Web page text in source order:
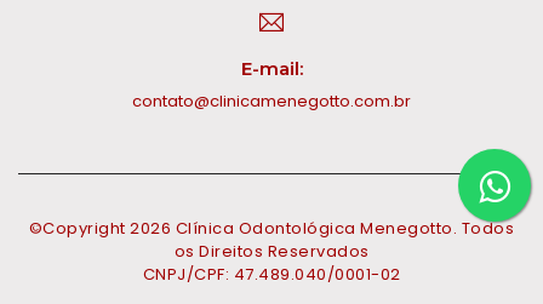
E-mail:
contato@clinicamenegotto.com.br
©Copyright2026 Clínica Odontológica Menegotto. Todos
os Direitos Reservados
CNPJ/CPF: 47.489.040/0001-02